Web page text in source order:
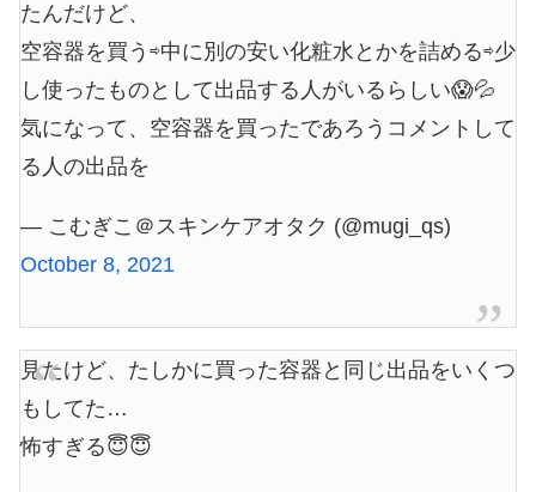
たんだけど、
空容器を買う⇨中に別の安い化粧水とかを詰める⇨少
し使ったものとして出品する人がいるらしい😱💦
気になって、空容器を買ったであろうコメントして
る人の出品を
— こむぎこ＠スキンケアオタク (@mugi_qs)
October 8, 2021
見たけど、たしかに買った容器と同じ出品をいくつ
もしてた…
怖すぎる😇😇